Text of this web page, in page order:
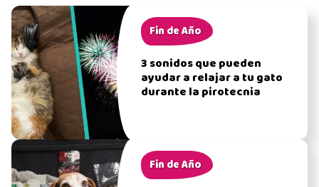
Fin de Año
3 sonidos que pueden
ayudar a relajar a tu gato
durante la pirotecnia
Fin de Año